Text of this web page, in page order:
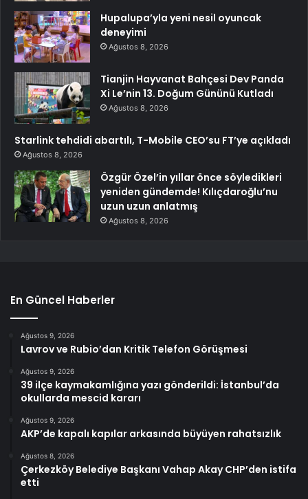
Hupalupa’yla yeni nesil oyuncak
deneyimi
Ağustos 8, 2026
Tianjin Hayvanat Bahçesi Dev Panda
Xi Le’nin 13. Doğum Gününü Kutladı
Ağustos 8, 2026
Starlink tehdidi abartılı, T-Mobile CEO’su FT’ye açıkladı
Ağustos 8, 2026
Özgür Özel’in yıllar önce söyledikleri
yeniden gündemde! Kılıçdaroğlu’nu
uzun uzun anlatmış
Ağustos 8, 2026
En Güncel Haberler
Ağustos 9, 2026
Lavrov ve Rubio’dan Kritik Telefon Görüşmesi
Ağustos 9, 2026
39 ilçe kaymakamlığına yazı gönderildi: İstanbul’da
okullarda mescid kararı
Ağustos 9, 2026
AKP’de kapalı kapılar arkasında büyüyen rahatsızlık
Ağustos 8, 2026
Çerkezköy Belediye Başkanı Vahap Akay CHP’den istifa
etti